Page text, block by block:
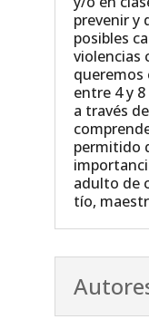
prevenir y
posibles
violencias
queremos
entre 4 y
a través
permitido
adulto de
tío,